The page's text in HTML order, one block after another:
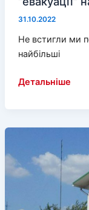
31.10.2022
Не встигли ми
найбільші
Гауляйтер
зону
“евакуації”
Херсонщині
Детальніше